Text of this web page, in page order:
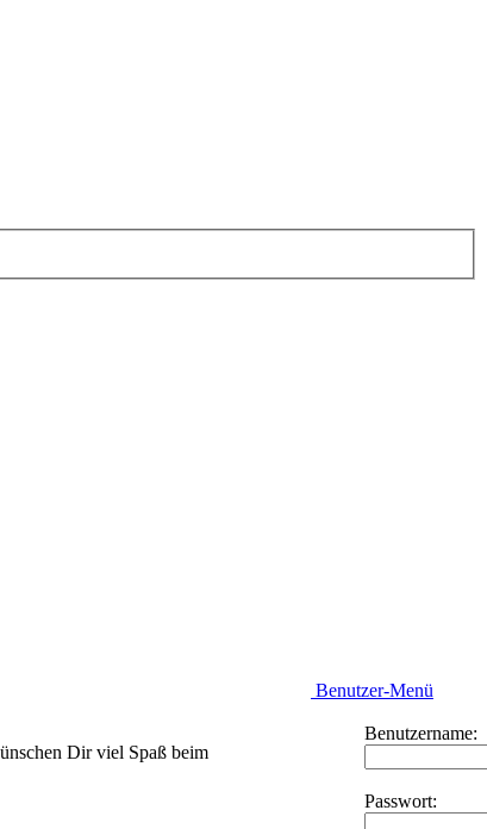
Dir viel Spaß beim
Benutzer-Menü
Benutzername:
Passwort: